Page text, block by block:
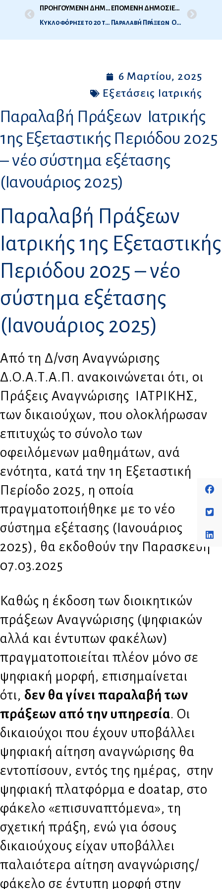
ΠΡΟΗΓΟΥΜΕΝΗ ΔΗΜΟΣΙΕΥΣΗ
Κυκλοφόρησε το 2ο τεύχος του newsletter του ΔΟΑΤΑΠ!
ΕΠΟΜΕΝΗ ΔΗΜΟΣΙΕΥΣΗ
Παραλαβή Πράξεων Οδοντιατρικής 1ης Εξεταστικής Περιόδου 2025 – νέο σύστημα εξέτασης (Φεβρουάριος 2025)
6 Μαρτίου, 2025
Εξετάσεις Ιατρικής
Παραλαβή Πράξεων Ιατρικής
1ης Εξεταστικής Περιόδου 2025
– νέο σύστημα εξέτασης
(Ιανουάριος 2025)
Παραλαβή Πράξεων
Ιατρικής 1ης Εξεταστικής
Περιόδου 2025 – νέο
σύστημα εξέτασης
(Ιανουάριος 2025)
Από τη Δ/νση Αναγνώρισης
Δ.Ο.Α.Τ.Α.Π. ανακοινώνεται ότι, οι
Πράξεις Αναγνώρισης ΙΑΤΡΙΚΗΣ,
των δικαιούχων, που ολοκλήρωσαν
επιτυχώς το σύνολο των
οφειλόμενων μαθημάτων, ανά
ενότητα, κατά την 1η Εξεταστική
Περίοδο 2025, η οποία
πραγματοποιήθηκε με το νέο
σύστημα εξέτασης (Ιανουάριος
2025), θα εκδοθούν την Παρασκευή
07.03.2025
Καθώς η έκδοση των διοικητικών
πράξεων Αναγνώρισης (ψηφιακών
αλλά και έντυπων φακέλων)
πραγματοποιείται πλέον μόνο σε
ψηφιακή μορφή, επισημαίνεται
ότι, δεν θα γίνει παραλαβή των
πράξεων από την υπηρεσία. Οι
δικαιούχοι που έχουν υποβάλλει
ψηφιακή αίτηση αναγνώρισης θα
εντοπίσουν, εντός της ημέρας, στην
ψηφιακή πλατφόρμα e doatap, στο
φάκελο «επισυναπτόμενα», τη
σχετική πράξη, ενώ για όσους
δικαιούχους είχαν υποβάλλει
παλαιότερα αίτηση αναγνώρισης/
φάκελο σε έντυπη μορφή στην